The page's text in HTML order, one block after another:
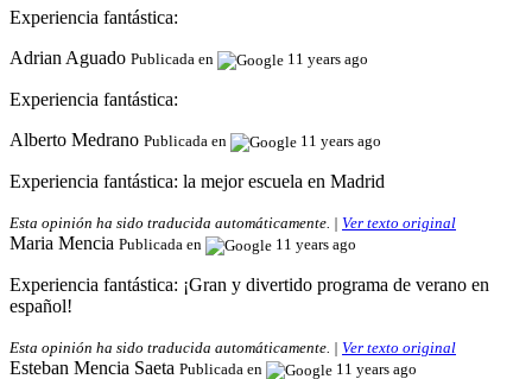
Experiencia fantástica:
Adrian Aguado Publicada en 11 years ago
Experiencia fantástica:
Alberto Medrano Publicada en 11 years ago
Experiencia fantástica: la mejor escuela en Madrid
Esta opinión ha sido traducida automáticamente. | Ver texto original
Maria Mencia Publicada en 11 years ago
Experiencia fantástica: ¡Gran y divertido programa de verano en
español!
Esta opinión ha sido traducida automáticamente. | Ver texto original
Esteban Mencia Saeta Publicada en 11 years ago